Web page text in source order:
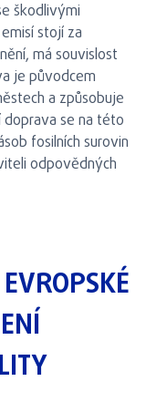
škodlivými
stojí za
má souvislost
je původcem
a způsobuje
doprava se na této
fosilních surovin
odpovědných